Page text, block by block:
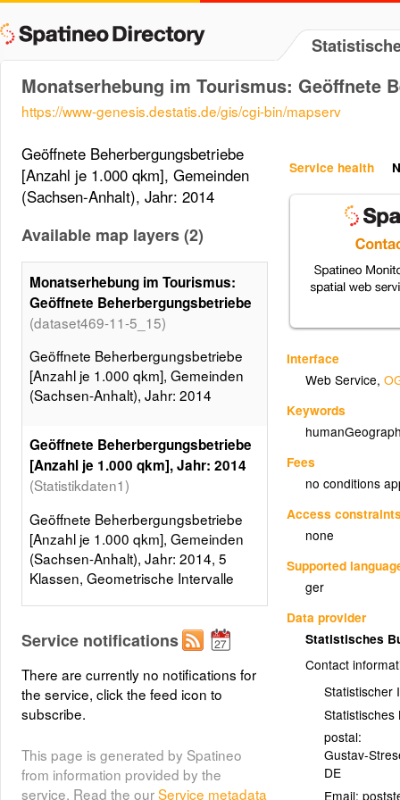
Monatserhebung im Tourismus: Geöffnete
https://www-genesis.destatis.de/gis/cgi-bin/mapserv
Service health
Interface
Web Service,
Keywords
Fees
no conditions
Access
none
Supported
ger
Data provider
Statistisches
Contact
Statistischer
Statistisches
postal:
Gustav-
DE
Email:
Geöffnete Beherbergungsbetriebe
[Anzahl je 1.000 qkm], Gemeinden
(Sachsen-Anhalt), Jahr: 2014
Available map layers (2)
Monatserhebung im Tourismus:
Geöffnete Beherbergungsbetriebe
(dataset469-11-5_15)
Geöffnete Beherbergungsbetriebe
[Anzahl je 1.000 qkm], Gemeinden
(Sachsen-Anhalt), Jahr: 2014
Geöffnete Beherbergungsbetriebe
[Anzahl je 1.000 qkm], Jahr: 2014
(Statistikdaten1)
Geöffnete Beherbergungsbetriebe
[Anzahl je 1.000 qkm], Gemeinden
(Sachsen-Anhalt), Jahr: 2014, 5
Klassen, Geometrische Intervalle
Layer metadata (xml)
Service notifications
There are currently no notifications for
the service, click the feed icon to
subscribe.
This page is generated by Spatineo
from information provided by the
service. Read the ourService metadata